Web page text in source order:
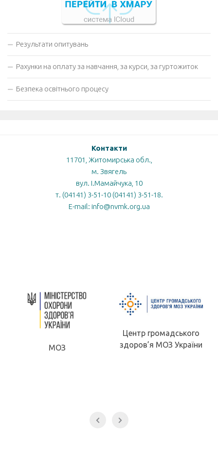
Результати опитувань
Рахунки на оплату за навчання, за курси, за гуртожиток
Безпека освітнього процесу
Контакти
11701, Житомирська обл.,
м. Звягель
вул. І.Мамайчука, 10
т. (04141) 3-51-10 (04141) 3-51-18.
E-mail: info@nvmk.org.ua
МОЗ
Центр громадського
здоров’я МОЗ України